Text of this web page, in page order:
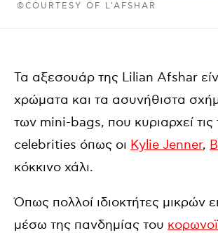
©COURTESY OF L'AFSHAR
Τα αξεσουάρ της Lilian Afshar
χρώματα και τα ασυνήθιστα
των mini-bags, που κυριαρχεί τις
celebrities όπως οι Kylie Jenner,
κόκκινο χάλι.
Όπως πολλοί ιδιοκτήτες μικρών
μέσω της πανδημίας του